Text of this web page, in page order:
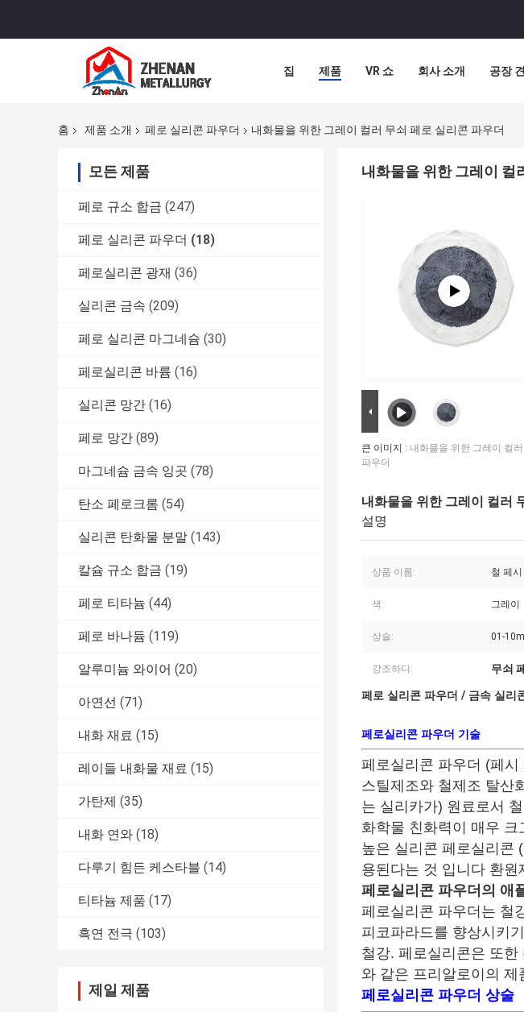
집 제품 VR 쇼 회사 소개 공장
홈 제품 소개 페로 실리콘 파우더 내화물을 위한 그레이 컬러 무쇠 페로 실리콘 파우더
모든 제품
페로 규소 합금 (247)
페로 실리콘 파우더 (18)
페로실리콘 광재 (36)
실리콘 금속 (209)
페로 실리콘 마그네슘 (30)
페로실리콘 바륨 (16)
실리콘 망간 (16)
페로 망간 (89)
마그네슘 금속 잉곳 (78)
탄소 페로크롬 (54)
실리콘 탄화물 분말 (143)
칼슘 규소 합금 (19)
페로 티타늄 (44)
페로 바나듐 (119)
알루미늄 와이어 (20)
아연선 (71)
내화 재료 (15)
레이들 내화물 재료 (15)
가탄제 (35)
내화 연와 (18)
다루기 힘든 케스타블 (14)
티타늄 제품 (17)
흑연 전극 (103)
제일 제품
내화물을 위한 그레이 컬
큰 이미지 : 내화물을 위한 그레이 컬
파우더
내화물을 위한 그레이 컬러
설명
상품 이름: 철 페
색: 그레이
상술: 01-
강조하다: 무쇠
페로 실리콘 파우더 / 금속 실리
페로실리콘 파우더 기술
페로실리콘 파우더 (페
스틸제조와 철제조 탈산
는 실리카가) 원료로서
화학물 친화력이 매우
높은 실리콘 페로실리콘
용된다는 것 입니다 환원
페로실리콘 파우더의 애
페로실리콘 파우더는 철
피코파라드를 향상시키
철강. 페로실리콘은 또
와 같은 프리알로이의
페로실리콘 파우더 상술